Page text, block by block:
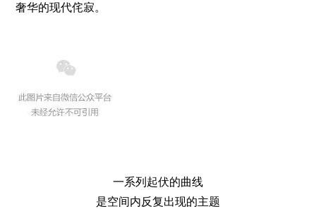
奢华的现代侘寂。
一系列起伏的曲线
是空间内反复出现的主题